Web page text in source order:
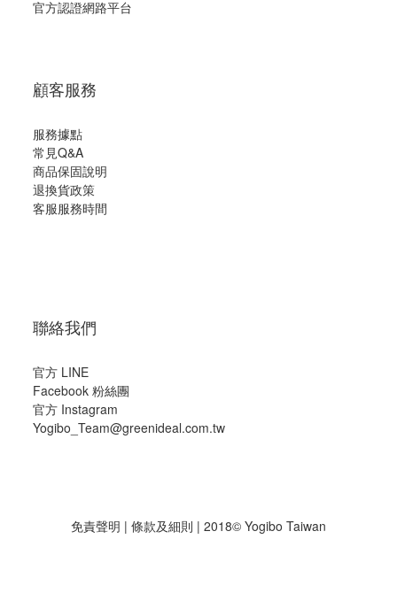
官方認證網路平台
顧客服務
服務據點
常見Q&A
商品保固說明
退換貨政策
客服服務時間
聯絡我們
官方 LINE
Facebook 粉絲團
官方 Instagram
Yogibo_Team@greenideal.com.tw
免責聲明 | 條款及細則 | 2018© Yogibo Taiwan